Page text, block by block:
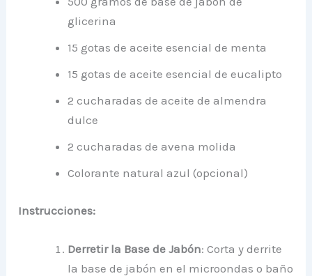
glicerina
15 gotas de aceite esencial de menta
15 gotas de aceite esencial de eucalipto
2 cucharadas de aceite de almendra
dulce
2 cucharadas de avena molida
Colorante natural azul (opcional)
Instrucciones:
Derretir la Base de Jabón: Corta y derrite
la base de jabón en el microondas o baño